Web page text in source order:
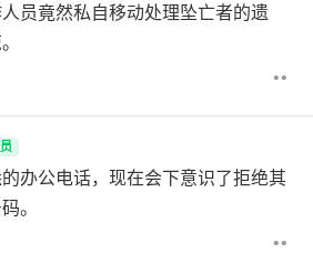
员竟然私自移动处理坠亡者的遗
••
办公电话，现在会下意识了拒绝其
。
••